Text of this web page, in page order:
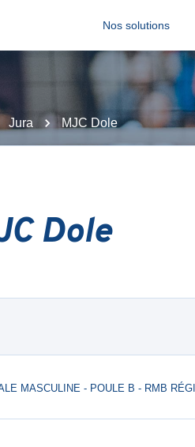
Nos solutions
Jura MJC Dole
Dole
MASCULINE - POULE B - RMB